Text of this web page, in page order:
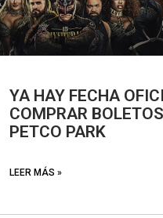
YA HAY FECHA
COMPRAR
PETCO PARK
LEER MÁS »